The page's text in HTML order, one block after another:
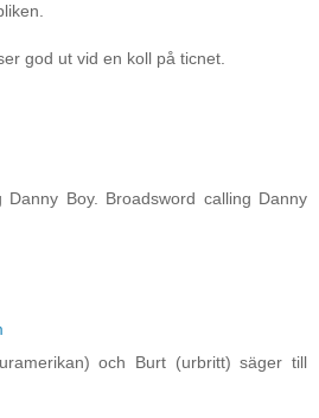
god ut vid en koll på ticnet.
Danny Boy. Broadsword calling Danny
och Burt (urbritt) säger till